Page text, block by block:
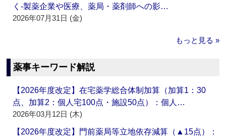
く‐製薬企業や医療、薬局・薬剤師への影…
2026年07月31日 (金)
もっと見る »
薬事キーワード解説
【2026年度改定】在宅薬学総合体制加算（加算1：30
点、加算2：個人宅100点・施設50点）：個人…
2026年03月12日 (木)
【2026年度改定】門前薬局等立地依存減算（▲15点）：